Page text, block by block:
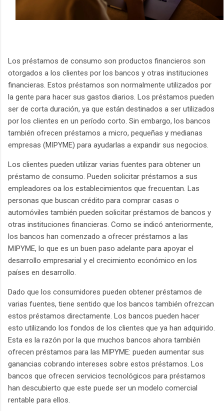
Los préstamos de consumo son productos financieros son
otorgados a los clientes por los bancos y otras instituciones
financieras. Estos préstamos son normalmente utilizados por
la gente para hacer sus gastos diarios. Los préstamos pueden
ser de corta duración, ya que están destinados a ser utilizados
por los clientes en un período corto. Sin embargo, los bancos
también ofrecen préstamos a micro, pequeñas y medianas
empresas (MIPYME) para ayudarlas a expandir sus negocios.
Los clientes pueden utilizar varias fuentes para obtener un
préstamo de consumo. Pueden solicitar préstamos a sus
empleadores oa los establecimientos que frecuentan. Las
personas que buscan crédito para comprar casas o
automóviles también pueden solicitar préstamos de bancos y
otras instituciones financieras. Como se indicó anteriormente,
los bancos han comenzado a ofrecer préstamos a las
MIPYME, lo que es un buen paso adelante para apoyar el
desarrollo empresarial y el crecimiento económico en los
países en desarrollo.
Dado que los consumidores pueden obtener préstamos de
varias fuentes, tiene sentido que los bancos también ofrezcan
estos préstamos directamente. Los bancos pueden hacer
esto utilizando los fondos de los clientes que ya han adquirido.
Esta es la razón por la que muchos bancos ahora también
ofrecen préstamos para las MIPYME: pueden aumentar sus
ganancias cobrando intereses sobre estos préstamos. Los
bancos que ofrecen servicios tecnológicos para préstamos
han descubierto que este puede ser un modelo comercial
rentable para ellos.